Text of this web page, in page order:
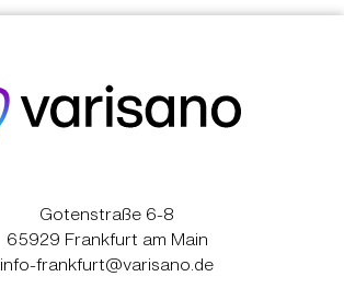
Gotenstraße 6-8
65929 Frankfurt am Main
info-frankfurt@varisano.de